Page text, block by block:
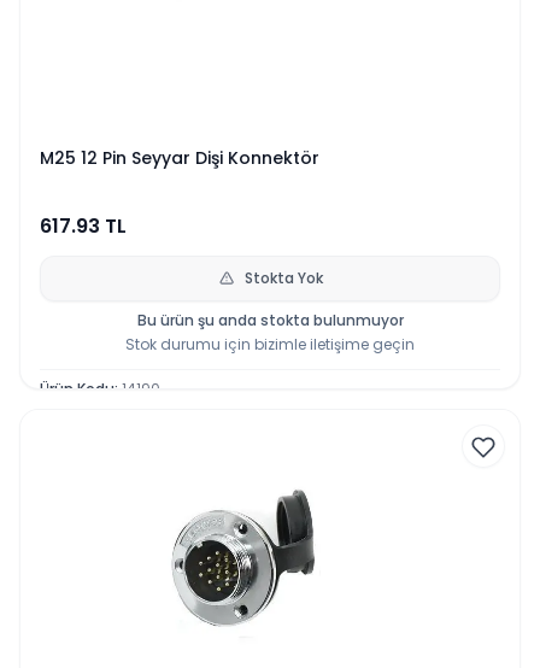
M25 12 Pin Seyyar Dişi Konnektör
617.93 TL
Stokta Yok
Bu ürün şu anda stokta bulunmuyor
Stok durumu için bizimle iletişime geçin
Ürün Kodu: 14190